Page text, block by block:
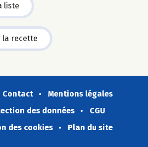
liste
la recette
Contact
Mentions légales
des données
CGU
des cookies
Plan du site